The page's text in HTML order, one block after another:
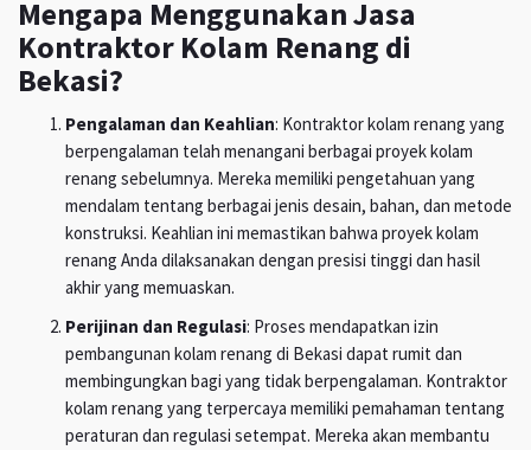
Mengapa Menggunakan Jasa
Kontraktor Kolam Renang di
Bekasi?
Pengalaman dan Keahlian: Kontraktor kolam renang yang
berpengalaman telah menangani berbagai proyek kolam
renang sebelumnya. Mereka memiliki pengetahuan yang
mendalam tentang berbagai jenis desain, bahan, dan metode
konstruksi. Keahlian ini memastikan bahwa proyek kolam
renang Anda dilaksanakan dengan presisi tinggi dan hasil
akhir yang memuaskan.
Perijinan dan Regulasi: Proses mendapatkan izin
pembangunan kolam renang di Bekasi dapat rumit dan
membingungkan bagi yang tidak berpengalaman. Kontraktor
kolam renang yang terpercaya memiliki pemahaman tentang
peraturan dan regulasi setempat. Mereka akan membantu